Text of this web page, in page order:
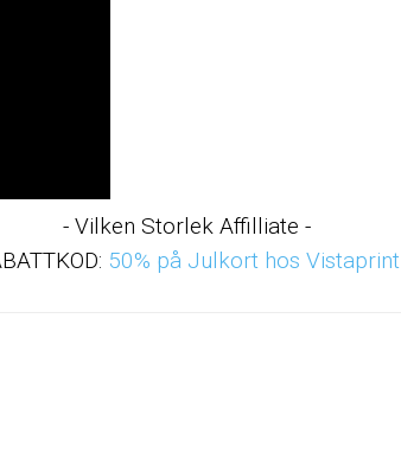
- Vilken Storlek Affilliate -
50% på Julkort hos Vistaprint